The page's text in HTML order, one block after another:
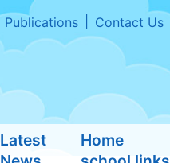
Publications Contact Us
Latest
Home